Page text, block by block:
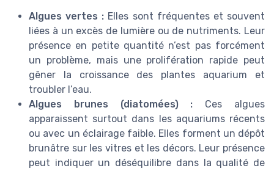
Algues vertes : Elles sont fréquentes et souvent
liées à un excès de lumière ou de nutriments. Leur
présence en petite quantité n’est pas forcément
un problème, mais une prolifération rapide peut
gêner la croissance des plantes aquarium et
troubler l’eau.
Algues brunes (diatomées) : Ces algues
apparaissent surtout dans les aquariums récents
ou avec un éclairage faible. Elles forment un dépôt
brunâtre sur les vitres et les décors. Leur présence
peut indiquer un déséquilibre dans la qualité de